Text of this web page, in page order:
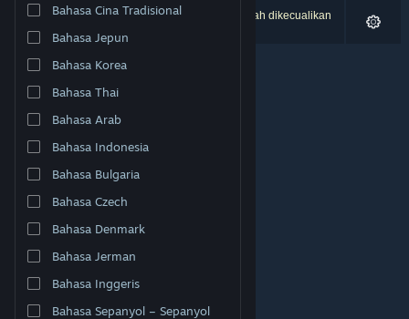
Ubah bahasa
Dapatkan Steam Mobile App
Lihat laman web desktop
Bahasa Cina Tradisional
Bahasa Jepun
Bahasa Korea
Bahasa Thai
Bahasa Arab
Bahasa Indonesia
Bahasa Bulgaria
Bahasa Czech
Bahasa Denmark
Bahasa Jerman
Bahasa Inggeris
Bahasa Sepanyol – Sepanyol
0 hasil sepadan dengan carian anda. 2 tajuk telah dikecualikan
berdasarkan pilihan anda.